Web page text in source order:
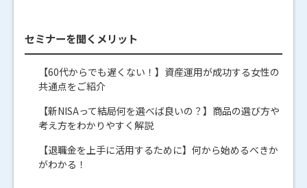
セミナーを聞くメリット
【60代からでも遅くない！】資産運用が成功する女性の
共通点をご紹介
【新NISAって結局何を選べば良いの？】商品の選び方や
考え方をわかりやすく解説
【退職金を上手に活用するために】何から始めるべきか
がわかる！